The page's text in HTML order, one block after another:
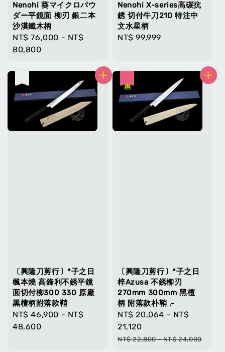
Nenohi 葵マイクロパウ
ダー平鏡面 柳刃 銀二本
沙漠鐵木柄
Regular
price
NT$ 76,000 - NT$
80,800
Nenohi X-series高碳抗
銹 切付牛刀210 特注中
文水星柄
Regular
NT$ 99,999
〔興隆刀剪行〕*子之日
楓本燒 高鋒利不銹平鏡
面切付柳300 330 原廠
黑檀柄附落款鞘
Regular
price
NT$ 46,900 - NT$
48,600
〔興隆刀剪行〕*子之日
梓Azusa 不銹柳刃
270mm 300mm 黑檀
柄 附落款朴鞘 .-
Sale
price
NT$ 20,064 - NT$
21,120
Regular
NT$ 22,800-NT$ 24,000